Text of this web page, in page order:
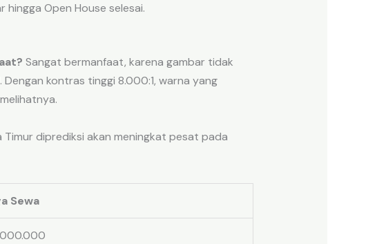
Open House selesai.
Sangat bermanfaat, karena gambar tidak
kontras tinggi 8.000:1, warna yang
diprediksi akan meningkat pesat pada
Sewa